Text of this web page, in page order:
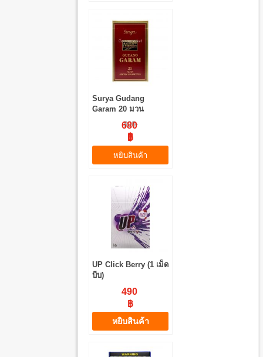
Surya Gudang
Garam 20 มวน
800
฿
680
฿
หยิบสินค้า
UP Click Berry (1 เม็ด
บีบ)
490
฿
หยิบสินค้า